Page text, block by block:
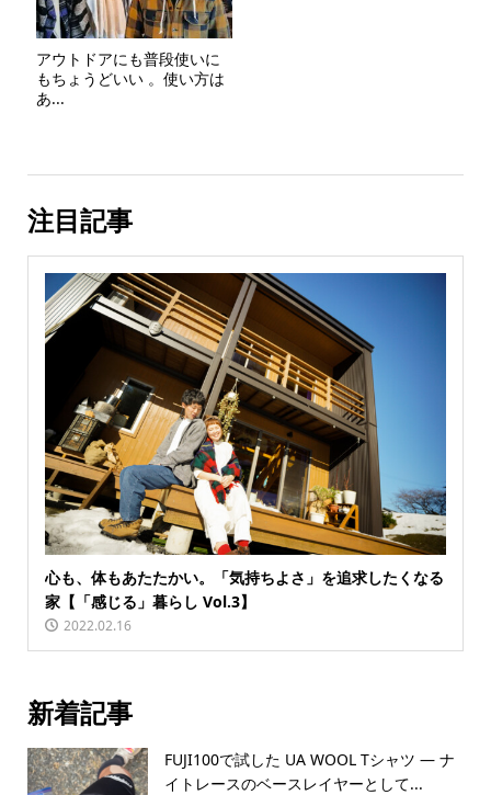
アウトドアにも普段使いに
もちょうどいい 。使い方は
あ...
注目記事
心も、体もあたたかい。「気持ちよさ」を追求したくなる
家【「感じる」暮らし Vol.3】
2022.02.16
新着記事
FUJI100で試した UA WOOL Tシャツ — ナ
イトレースのベースレイヤーとして...